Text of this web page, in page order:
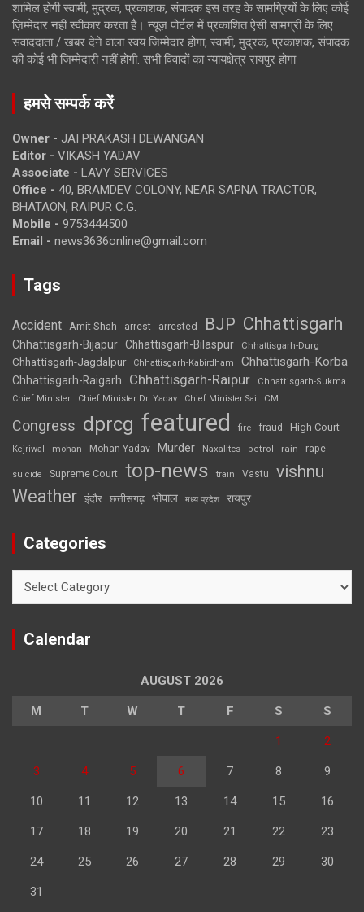
शामिल होगी स्वामी, मुद्रक, प्रकाशक, संपादक इस तरह के सामग्रियों के लिए कोई
ज़िम्मेदार नहीं स्वीकार करता है। न्यूज़ पोर्टल में प्रकाशित ऐसी सामग्री के लिए
संवाददाता / खबर देने वाला स्वयं जिम्मेदार होगा, स्वामी, मुद्रक, प्रकाशक, संपादक
की कोई भी जिम्मेदारी नहीं होगी. सभी विवादों का न्यायक्षेत्र रायपुर होगा
हमसे सम्पर्क करें
Owner - JAI PRAKASH DEWANGAN
Editor - VIKASH YADAV
Associate - LAVY SERVICES
Office - 40, BRAMDEV COLONY, NEAR SAPNA TRACTOR,
BHATAON, RAIPUR C.G.
Mobile - 9753444500
Email - news3636online@gmail.com
Tags
Accident Amit Shah arrest arrested BJP Chhattisgarh
Chhattisgarh-Bijapur Chhattisgarh-Bilaspur Chhattisgarh-Durg
Chhattisgarh-Jagdalpur Chhattisgarh-Kabirdham Chhattisgarh-Korba
Chhattisgarh-Raigarh Chhattisgarh-Raipur
Chhattisgarh-Sukma
Chief Minister
Chief Minister Dr. Yadav Chief Minister Sai CM
Congress dprcg featured fire fraud High Court
Kejriwal mohan Mohan Yadav Murder Naxalites petrol rain rape
suicide Supreme Court top-news train Vastu vishnu
Weather इंदौर छत्तीसगढ़ भोपाल मध्य प्रदेश रायपुर
Categories
Calendar
AUGUST 2026
M T W T F S S
1 2
3 4 5 6 7 8 9
10 11 12 13 14 15 16
17 18 19 20 21 22 23
24 25 26 27 28 29 30
31